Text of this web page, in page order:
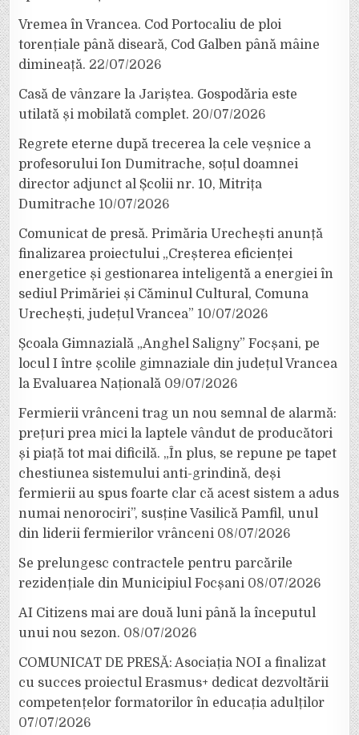
Vremea în Vrancea. Cod Portocaliu de ploi
torențiale până diseară, Cod Galben până mâine
dimineață. 22/07/2026
Casă de vânzare la Jariștea. Gospodăria este
utilată și mobilată complet. 20/07/2026
Regrete eterne după trecerea la cele veșnice a
profesorului Ion Dumitrache, soțul doamnei
director adjunct al Școlii nr. 10, Mitrița
Dumitrache 10/07/2026
Comunicat de presă. Primăria Urechești anunță
finalizarea proiectului „Creșterea eficienței
energetice și gestionarea inteligentă a energiei în
sediul Primăriei și Căminul Cultural, Comuna
Urechești, județul Vrancea” 10/07/2026
Școala Gimnazială „Anghel Saligny” Focșani, pe
locul I între școlile gimnaziale din județul Vrancea
la Evaluarea Națională 09/07/2026
Fermierii vrânceni trag un nou semnal de alarmă:
prețuri prea mici la laptele vândut de producători
și piață tot mai dificilă. „În plus, se repune pe tapet
chestiunea sistemului anti-grindină, deși
fermierii au spus foarte clar că acest sistem a adus
numai nenorociri”, susține Vasilică Pamfil, unul
din liderii fermierilor vrânceni 08/07/2026
Se prelungesc contractele pentru parcările
rezidențiale din Municipiul Focșani 08/07/2026
AI Citizens mai are două luni până la începutul
unui nou sezon. 08/07/2026
COMUNICAT DE PRESĂ: Asociația NOI a finalizat
cu succes proiectul Erasmus+ dedicat dezvoltării
competențelor formatorilor în educația adulților
07/07/2026